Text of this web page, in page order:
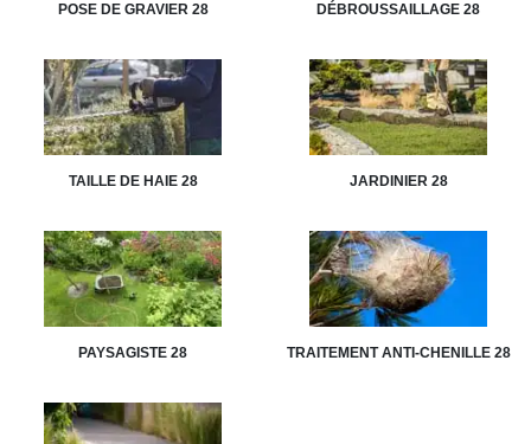
POSE DE GRAVIER 28 DÉBROUSSAILLAGE 28
TAILLE DE HAIE 28 JARDINIER 28
PAYSAGISTE 28 TRAITEMENT ANTI-CHENILLE 28